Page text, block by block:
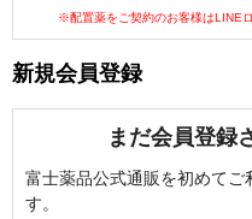
※配置薬をご契約のお客様はLINE
新規会員登録
まだ会員登録
富士薬品公式通販を初めてご
す。